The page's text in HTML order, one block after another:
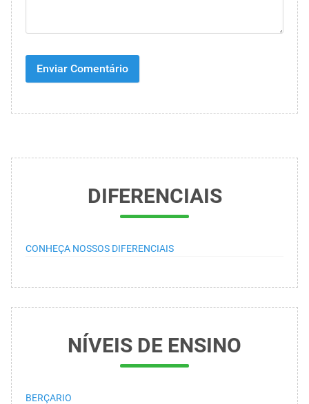
DIFERENCIAIS
CONHEÇA NOSSOS DIFERENCIAIS
NÍVEIS DE ENSINO
BERÇARIO